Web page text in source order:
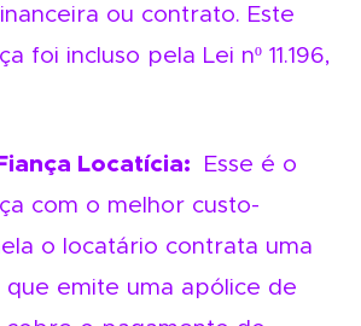
ou contrato. Este
foi incluso pela Lei nº 11.196,
Locatícia:
Esse é o
com o melhor custo-
o locatário contrata uma
que emite uma apólice de